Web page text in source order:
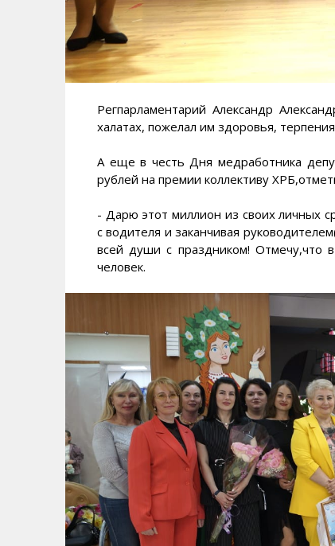
Регпарламентарий Александр
халатах, пожелал им здоровья,
А еще в честь Дня медработника
рублей на премии коллективу
- Дарю этот миллион из своих личных
с водителя и заканчивая
всей души с праздником! Отмечу,что
человек.